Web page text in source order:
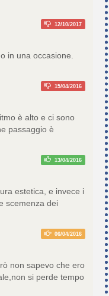
12/10/2017
in una occasione.
15/04/2016
è alto e ci sono
passaggio è
13/04/2016
estetica, e invece i
scemenza dei
06/04/2016
non sapevo che ero
si perde tempo